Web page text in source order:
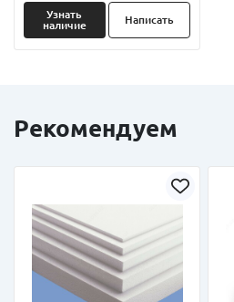
Узнать
наличие
Написать
Рекомендуем